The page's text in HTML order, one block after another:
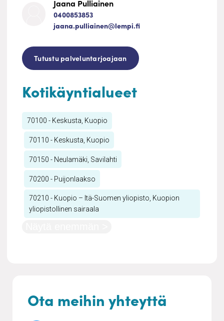
Jaana Pulliainen
0400853853
jaana.pulliainen@lempi.fi
Tutustu palveluntarjoajaan
Kotikäyntialueet
70100 - Keskusta, Kuopio
70110 - Keskusta, Kuopio
70150 - Neulamäki, Savilahti
70200 - Puijonlaakso
70210 - Kuopio – Itä-Suomen yliopisto, Kuopion
yliopistollinen sairaala
Ota meihin yhteyttä